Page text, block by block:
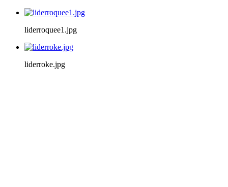
liderroquee1.jpg
liderroke.jpg